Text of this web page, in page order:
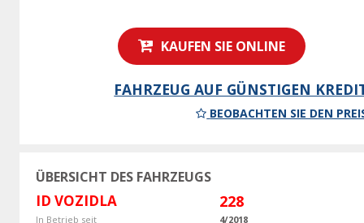
KAUFEN SIE ONLINE
FAHRZEUG AUF GÜNSTIGEN
BEOBACHTEN SIE DEN
ÜBERSICHT DES FAHRZEUGS
ID VOZIDLA 228
In Betrieb seit
4/2018